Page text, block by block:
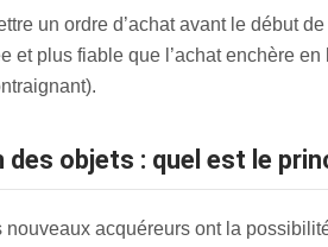
un ordre d’achat avant le début
et plus fiable que l’achat enchère
objets : quel est le
acquéreurs ont la